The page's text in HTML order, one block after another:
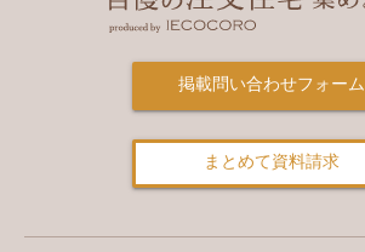
掲載問い合わせフォーム
まとめて資料請求